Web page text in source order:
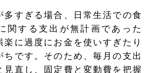
多すぎる場合、日常生活での食
関する支出が無計画であった
楽に過度にお金を使いすぎたり
ちです。そのため、毎月の支出
見直し、固定費と変動費を把握